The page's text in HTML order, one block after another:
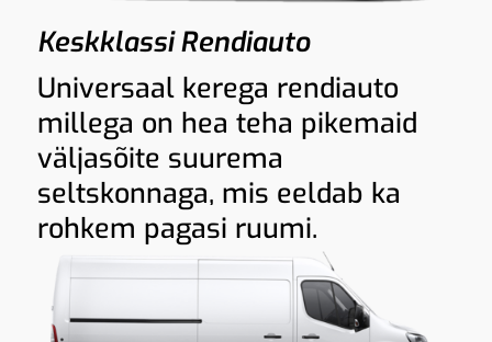
Keskklassi Rendiauto
Universaal kerega rendiauto
millega on hea teha pikemaid
väljasõite suurema
seltskonnaga, mis eeldab ka
rohkem pagasi ruumi.